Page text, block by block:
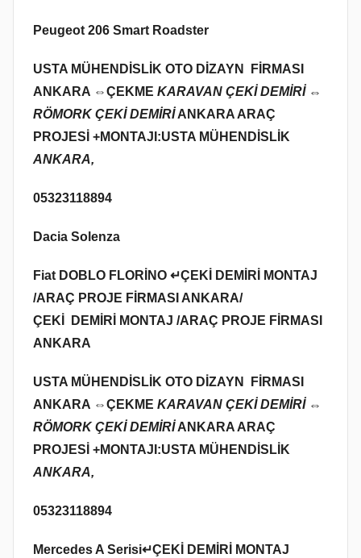
Peugeot 206 Smart Roadster
USTA MÜHENDİSLİK OTO DİZAYN FİRMASI
ANKARA ⇔ÇEKME KARAVAN ÇEKİ DEMİRİ ⇔
RÖMORK ÇEKİ DEMİRİANKARA ARAÇ
PROJESİ +MONTAJI:USTA MÜHENDİSLİK
ANKARA,
05323118894
Dacia Solenza
Fiat DOBLO FLORİNO ↵ÇEKİ DEMİRİ MONTAJ
/ARAÇ PROJE FİRMASI ANKARA/
ÇEKİ DEMİRİ MONTAJ /ARAÇ PROJE FİRMASI
ANKARA
USTA MÜHENDİSLİK OTO DİZAYN FİRMASI
ANKARA ⇔ÇEKME KARAVAN ÇEKİ DEMİRİ ⇔
RÖMORK ÇEKİ DEMİRİANKARA ARAÇ
PROJESİ +MONTAJI:USTA MÜHENDİSLİK
ANKARA,
05323118894
Mercedes A Serisi↵ÇEKİ DEMİRİ MONTAJ